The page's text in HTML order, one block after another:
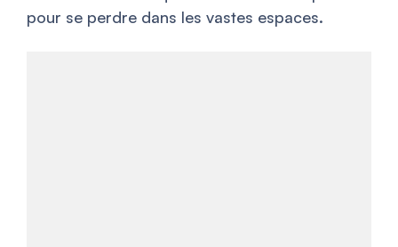
pour se perdre dans les vastes espaces.